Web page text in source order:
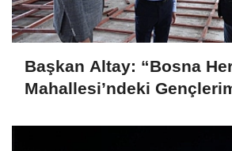
Başkan Altay: “Bosna
Mahallesi’ndeki